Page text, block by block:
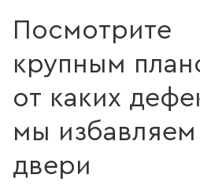
Посмотрите
крупным
от каких
мы избавляем
двери